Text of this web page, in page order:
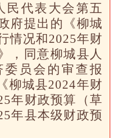
民代表大会第五
府提出的《柳城
情况和2025年财
，同意柳城县人
员会的审查报
柳城县2024年财
年财政预算（草
年县本级财政预